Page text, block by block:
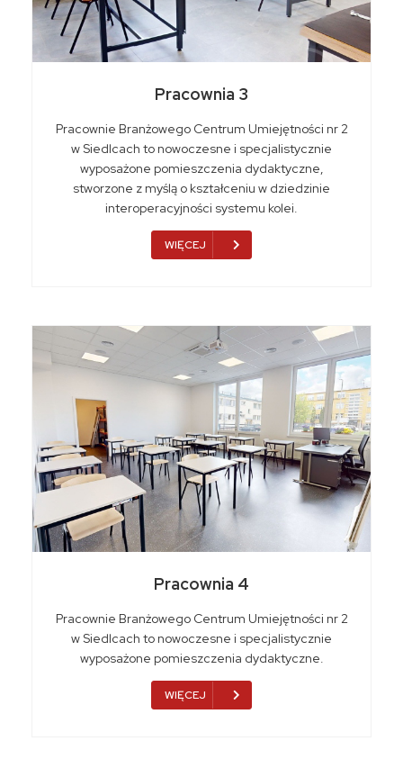
Pracownia 3
Pracownie Branżowego Centrum Umiejętności nr 2
w Siedlcach to nowoczesne i specjalistycznie
wyposażone pomieszczenia dydaktyczne,
stworzone z myślą o kształceniu w dziedzinie
interoperacyjności systemu kolei.
WIĘCEJ
Pracownia 4
Pracownie Branżowego Centrum Umiejętności nr 2
w Siedlcach to nowoczesne i specjalistycznie
wyposażone pomieszczenia dydaktyczne.
WIĘCEJ